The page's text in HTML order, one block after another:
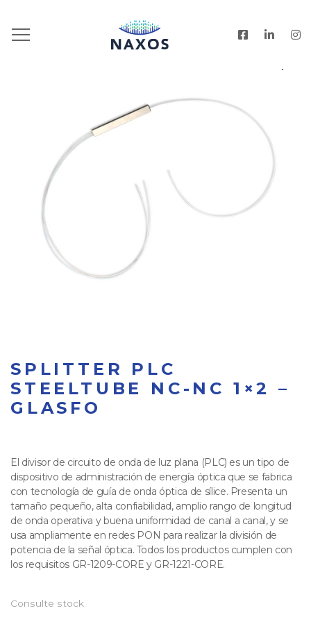
SPLITTER PLC
STEELTUBE NC-NC 1×2 –
GLASFO
El divisor de circuito de onda de luz plana (PLC) es un tipo de
dispositivo de administración de energía óptica que se fabrica
con tecnología de guía de onda óptica de sílice. Presenta un
tamaño pequeño, alta confiabilidad, amplio rango de longitud
de onda operativa y buena uniformidad de canal a canal, y se
usa ampliamente en redes PON para realizar la división de
potencia de la señal óptica. Todos los productos cumplen con
los requisitos GR-1209-CORE y GR-1221-CORE.
Consulte stock